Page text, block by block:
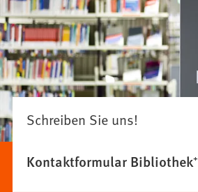
Schreiben Sie uns!
Kontaktformular Bibliothek⁺